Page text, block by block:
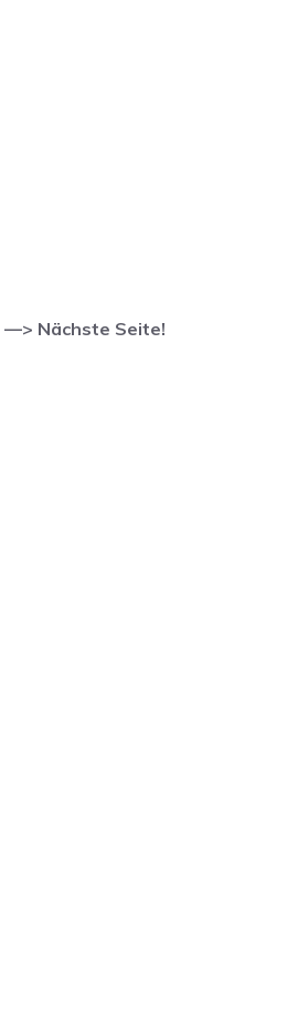
—> Nächste Seite!